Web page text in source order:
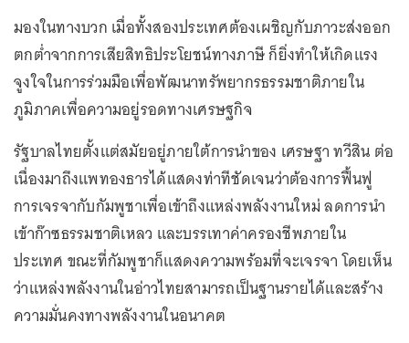
มองในทางบวก เมื่อทั้งสองประเทศต้องเผชิญกับภาวะส่งออก
ตกต่ำจากการเสียสิทธิประโยชน์ทางภาษี ก็ยิ่งทำให้เกิดแรง
จูงใจในการร่วมมือเพื่อพัฒนาทรัพยากรธรรมชาติภายใน
ภูมิภาคเพื่อความอยู่รอดทางเศรษฐกิจ
รัฐบาลไทยตั้งแต่สมัยอยู่ภายใต้การนำของ เศรษฐา ทวีสิน ต่อ
เนื่องมาถึงแพทองธารได้แสดงท่าทีชัดเจนว่าต้องการฟื้นฟู
การเจรจากับกัมพูชาเพื่อเข้าถึงแหล่งพลังงานใหม่ ลดการนำ
เข้าก๊าซธรรมชาติเหลว และบรรเทาค่าครองชีพภายใน
ประเทศ ขณะที่กัมพูชาก็แสดงความพร้อมที่จะเจรจา โดยเห็น
ว่าแหล่งพลังงานในอ่าวไทยสามารถเป็นฐานรายได้และสร้าง
ความมั่นคงทางพลังงานในอนาคต